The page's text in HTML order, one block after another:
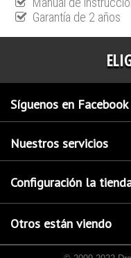
Garantía de 2 años
Síguenos en Facebook
Nuestros servicios
Configuración la
Otros están viendo